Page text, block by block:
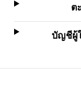
ต
บัญชีผู้